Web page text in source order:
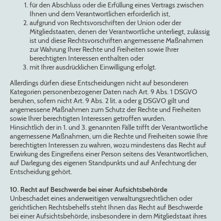
für den Abschluss oder die Erfüllung eines Vertrags zwischen
Ihnen und dem Verantwortlichen erforderlich ist,
aufgrund von Rechtsvorschriften der Union oder der
Mitgliedstaaten, denen der Verantwortliche unterliegt, zulässig
ist und diese Rechtsvorschriften angemessene Maßnahmen
zur Wahrung Ihrer Rechte und Freiheiten sowie Ihrer
berechtigten Interessen enthalten oder
mit Ihrer ausdrücklichen Einwilligung erfolgt.
Allerdings dürfen diese Entscheidungen nicht auf besonderen
Kategorien personenbezogener Daten nach Art. 9 Abs. 1 DSGVO
beruhen, sofern nicht Art. 9 Abs. 2 lit. a oder g DSGVO gilt und
angemessene Maßnahmen zum Schutz der Rechte und Freiheiten
sowie Ihrer berechtigten Interessen getroffen wurden.
Hinsichtlich der in 1. und 3. genannten Fälle trifft der Verantwortliche
angemessene Maßnahmen, um die Rechte und Freiheiten sowie Ihre
berechtigten Interessen zu wahren, wozu mindestens das Recht auf
Erwirkung des Eingreifens einer Person seitens des Verantwortlichen,
auf Darlegung des eigenen Standpunkts und auf Anfechtung der
Entscheidung gehört.
10. Recht auf Beschwerde bei einer Aufsichtsbehörde
Unbeschadet eines anderweitigen verwaltungsrechtlichen oder
gerichtlichen Rechtsbehelfs steht Ihnen das Recht auf Beschwerde
bei einer Aufsichtsbehörde, insbesondere in dem Mitgliedstaat ihres